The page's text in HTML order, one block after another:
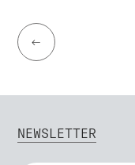
←
NEWSLETTER